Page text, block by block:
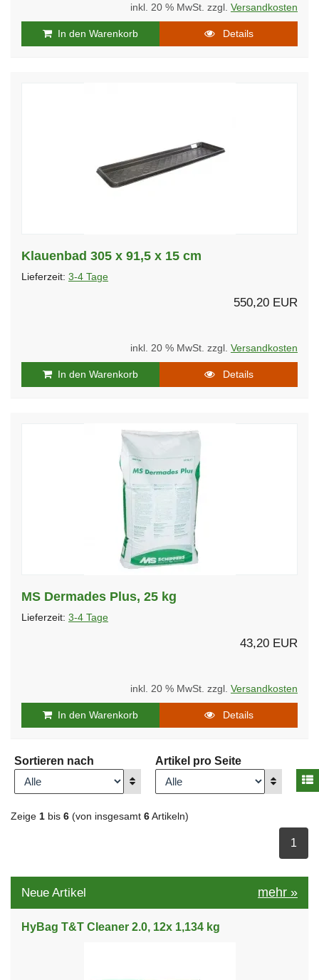
inkl. 20 % MwSt. zzgl. Versandkosten
In den Warenkorb Details
Klauenbad 305 x 91,5 x 15 cm
Lieferzeit: 3-4 Tage
550,20 EUR
inkl. 20 % MwSt. zzgl. Versandkosten
In den Warenkorb Details
MS Dermades Plus, 25 kg
Lieferzeit: 3-4 Tage
43,20 EUR
inkl. 20 % MwSt. zzgl. Versandkosten
In den Warenkorb Details
Sortieren nach
Anzeigen
Artikel pro Seite
Anzeigen
Zeige 1 bis 6 (von insgesamt 6 Artikeln)
1
Neue Artikel mehr »
HyBag T&T Cleaner 2.0, 12x 1,134 kg